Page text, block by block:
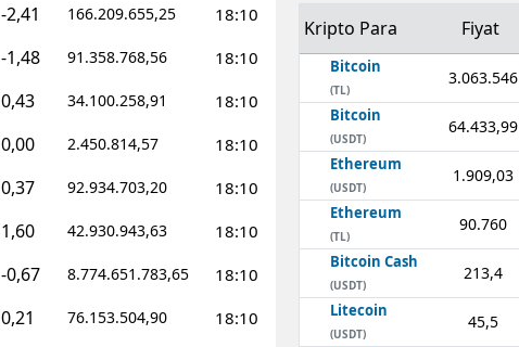
-2,41 166.209.655,25 18:10
-1,48 91.358.768,56 18:10
0,43 34.100.258,91 18:10
0,00 2.450.814,57 18:10
0,37 92.934.703,20 18:10
1,60 42.930.943,63 18:10
-0,67 8.774.651.783,65 18:10
0,21 76.153.504,90 18:10
Kripto Para Fiyat
Bitcoin
(TL)
3.063.546
Bitcoin
(USDT)
64.433,99
Ethereum
(USDT)
1.909,03
Ethereum
(TL)
90.760
Bitcoin Cash
(USDT)
213,4
Litecoin
(USDT)
45,5